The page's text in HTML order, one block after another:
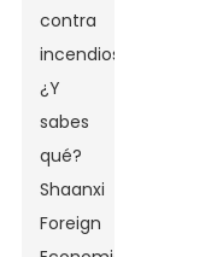
contra
incendios.
¿Y
sabes
qué?
Shaanxi
Foreign